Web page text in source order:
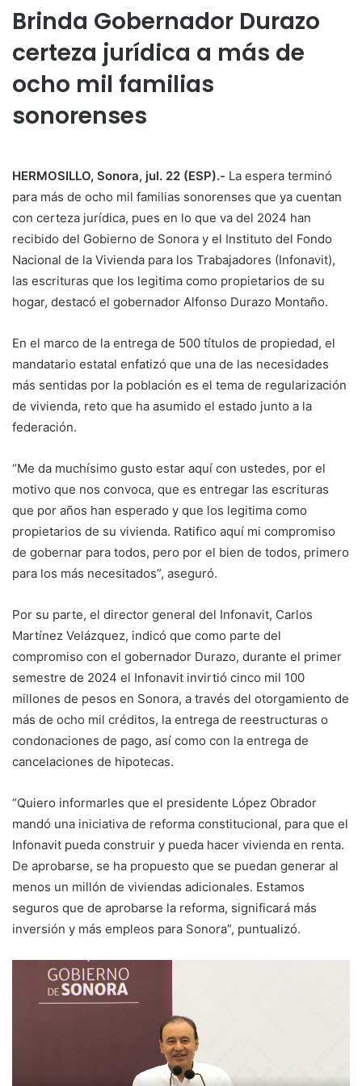
Brinda Gobernador Durazo
certeza jurídica a más de
ocho mil familias
sonorenses
HERMOSILLO, Sonora, jul. 22 (ESP).- La espera terminó
para más de ocho mil familias sonorenses que ya cuentan
con certeza jurídica, pues en lo que va del 2024 han
recibido del Gobierno de Sonora y el Instituto del Fondo
Nacional de la Vivienda para los Trabajadores (Infonavit),
las escrituras que los legitima como propietarios de su
hogar, destacó el gobernador Alfonso Durazo Montaño.
En el marco de la entrega de 500 títulos de propiedad, el
mandatario estatal enfatizó que una de las necesidades
más sentidas por la población es el tema de regularización
de vivienda, reto que ha asumido el estado junto a la
federación.
“Me da muchísimo gusto estar aquí con ustedes, por el
motivo que nos convoca, que es entregar las escrituras
que por años han esperado y que los legitima como
propietarios de su vivienda. Ratifico aquí mi compromiso
de gobernar para todos, pero por el bien de todos, primero
para los más necesitados”, aseguró.
Por su parte, el director general del Infonavit, Carlos
Martínez Velázquez, indicó que como parte del
compromiso con el gobernador Durazo, durante el primer
semestre de 2024 el Infonavit invirtió cinco mil 100
millones de pesos en Sonora, a través del otorgamiento de
más de ocho mil créditos, la entrega de reestructuras o
condonaciones de pago, así como con la entrega de
cancelaciones de hipotecas.
“Quiero informarles que el presidente López Obrador
mandó una iniciativa de reforma constitucional, para que el
Infonavit pueda construir y pueda hacer vivienda en renta.
De aprobarse, se ha propuesto que se puedan generar al
menos un millón de viviendas adicionales. Estamos
seguros que de aprobarse la reforma, significará más
inversión y más empleos para Sonora”, puntualizó.